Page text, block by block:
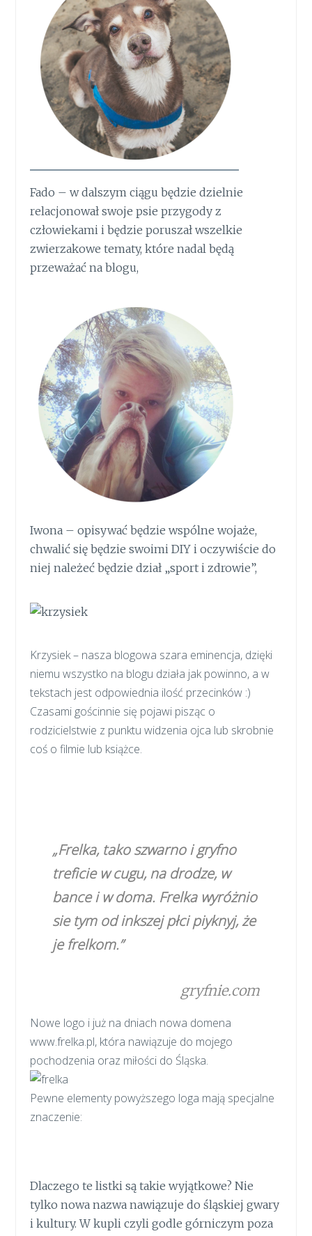
Fado – w dalszym ciągu będzie dzielnie
relacjonował swoje psie przygody z
człowiekami i będzie poruszał wszelkie
zwierzakowe tematy, które nadal będą
przeważać na blogu,
Iwona – opisywać będzie wspólne wojaże,
chwalić się będzie swoimi DIY i oczywiście do
niej należeć będzie dział „sport i zdrowie”,
Krzysiek – nasza blogowa szara eminencja, dzięki
niemu wszystko na blogu działa jak powinno, a w
tekstach jest odpowiednia ilość przecinków :)
Czasami gościnnie się pojawi pisząc o
rodzicielstwie z punktu widzenia ojca lub skrobnie
coś o filmie lub książce.
„Frelka, tako szwarno i gryfno
treficie w cugu, na drodze, w
bance i w doma. Frelka wyróżnio
sie tym od inkszej płci piyknyj, że
je frelkom.”
gryfnie.com
Nowe logo i już na dniach nowa domena
www.frelka.pl, która nawiązuje do mojego
pochodzenia oraz miłości do Śląska.
Pewne elementy powyższego loga mają specjalne
znaczenie:
Dlaczego te listki są takie wyjątkowe? Nie
tylko nowa nazwa nawiązuje do śląskiej gwary
i kultury. W kupli czyli godle górniczym poza